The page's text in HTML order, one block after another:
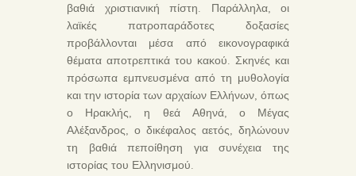
βαθιά χριστιανική πίστη. Παράλληλα, οι
λαϊκές πατροπαράδοτες δοξασίες
προβάλλονται μέσα από εικονογραφικά
θέματα αποτρεπτικά του κακού. Σκηνές και
πρόσωπα εμπνευσμένα από τη μυθολογία
και την ιστορία των αρχαίων Ελλήνων, όπως
ο Ηρακλής, η θεά Αθηνά, ο Μέγας
Αλέξανδρος, ο δικέφαλος αετός, δηλώνουν
τη βαθιά πεποίθηση για συνέχεια της
ιστορίας του Ελληνισμού.